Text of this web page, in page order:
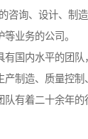
咨询、设计、制
业务的公司。
有国内水平的团
产制造、质量控
队有着二十余年的